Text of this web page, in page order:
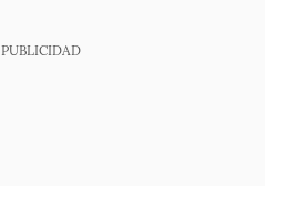
PUBLICIDAD